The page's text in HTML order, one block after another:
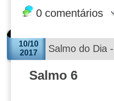
0 comentários
10/10
2017
Salmo do Dia
Salmo 6